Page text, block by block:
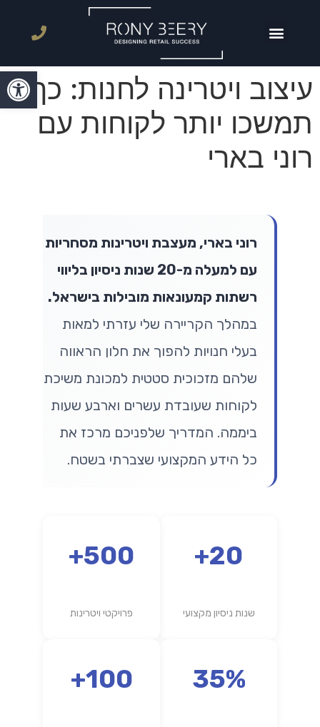
פתח עיצוב ויטרינה לחנות: כך
תמשכו יותר לקוחות עם
רוני בארי
רוני בארי, מעצבת ויטרינות מסחריות
עם למעלה מ-20 שנות ניסיון בליווי
רשתות קמעונאות מובילות בישראל.
במהלך הקריירה שלי עזרתי למאות
בעלי חנויות להפוך את חלון הראווה
שלהם מזכוכית סטטית למכונת משיכת
לקוחות שעובדת עשרים וארבע שעות
ביממה. המדריך שלפניכם מרכז את
כל הידע המקצועי שצברתי בשטח.
20+
שנות ניסיון מקצועי
500+
פרויקטי ויטרינות
35%
100+